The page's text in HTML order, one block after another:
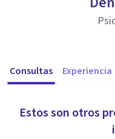
Consultas Experiencia
Estos son otros